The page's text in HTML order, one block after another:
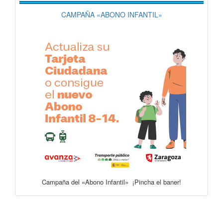
CAMPAÑA «ABONO INFANTIL»
Campaña del «Abono Infantil» ¡Pincha el baner!